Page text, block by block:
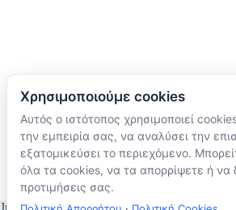
Ακολουθήστε μας
TikTok
Instagram
Facebook
Χρησιμοποιούμε cookies
Αυτός ο ιστότοπος χρησιμοποιεί
την εμπειρία σας, να αναλύσει την
εξατομικεύσει το περιεχόμενο.
όλα τα cookies, να τα απορρίψετε ή να
προτιμήσεις σας.